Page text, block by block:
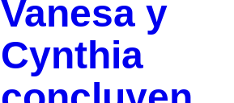
Vanesa y
Cynthia